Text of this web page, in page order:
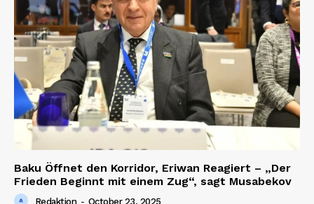
Baku Öffnet den Korridor, Eriwan Reagiert – „Der
Frieden Beginnt mit einem Zug“, sagt Musabekov
Redaktion - October 23, 2025